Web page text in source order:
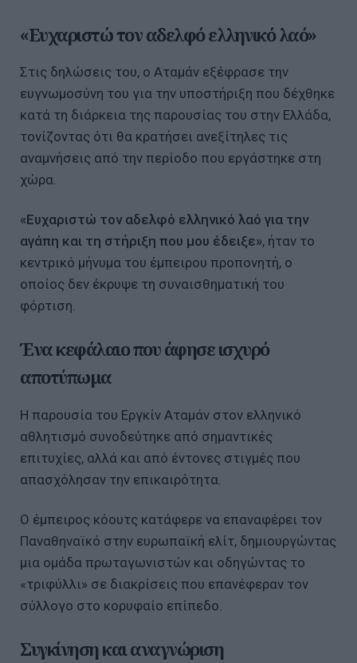
«Ευχαριστώ τον αδελφό ελληνικό λαό»
Στις δηλώσεις του, ο Αταμάν εξέφρασε την
ευγνωμοσύνη του για την υποστήριξη που δέχθηκε
κατά τη διάρκεια της παρουσίας του στην Ελλάδα,
τονίζοντας ότι θα κρατήσει ανεξίτηλες τις
αναμνήσεις από την περίοδο που εργάστηκε στη
χώρα.
«Ευχαριστώ τον αδελφό ελληνικό λαό για την
αγάπη και τη στήριξη που μου έδειξε», ήταν το
κεντρικό μήνυμα του έμπειρου προπονητή, ο
οποίος δεν έκρυψε τη συναισθηματική του
φόρτιση.
Ένα κεφάλαιο που άφησε ισχυρό
αποτύπωμα
Η παρουσία του Εργκίν Αταμάν στον ελληνικό
αθλητισμό συνοδεύτηκε από σημαντικές
επιτυχίες, αλλά και από έντονες στιγμές που
απασχόλησαν την επικαιρότητα.
Ο έμπειρος κόουτς κατάφερε να επαναφέρει τον
Παναθηναϊκό στην ευρωπαϊκή ελίτ, δημιουργώντας
μια ομάδα πρωταγωνιστών και οδηγώντας το
«τριφύλλι» σε διακρίσεις που επανέφεραν τον
σύλλογο στο κορυφαίο επίπεδο.
Συγκίνηση και αναγνώριση